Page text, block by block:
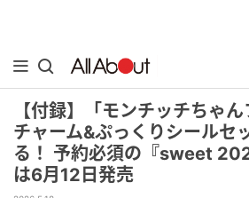
【付録】「モンチッチちゃ
チャーム&ぷっくりシールセ
る！ 予約必須の『sweet
は6月12日発売